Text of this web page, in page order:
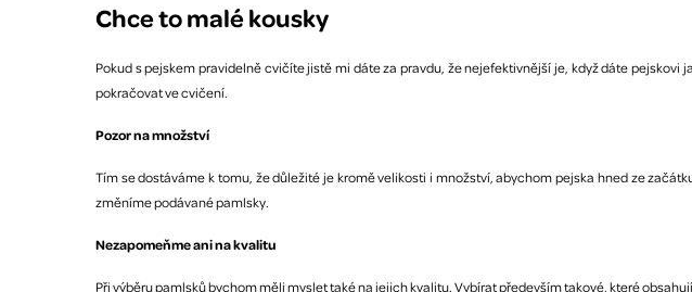
Chce to malé kousky
Pokud s pejskem pravidelně cvičíte jistě mi dáte za pravdu, že nejefektivnější je, když dáte
pokračovat ve cvičení.
Pozor na množství
Tím se dostáváme k tomu, že důležité je kromě velikosti i množství, abychom pejska hned ze
změníme podávané pamlsky.
Nezapomeňme ani na kvalitu
Při výběru pamlsků bychom měli myslet také na jejich kvalitu. Vybírat především takové, které